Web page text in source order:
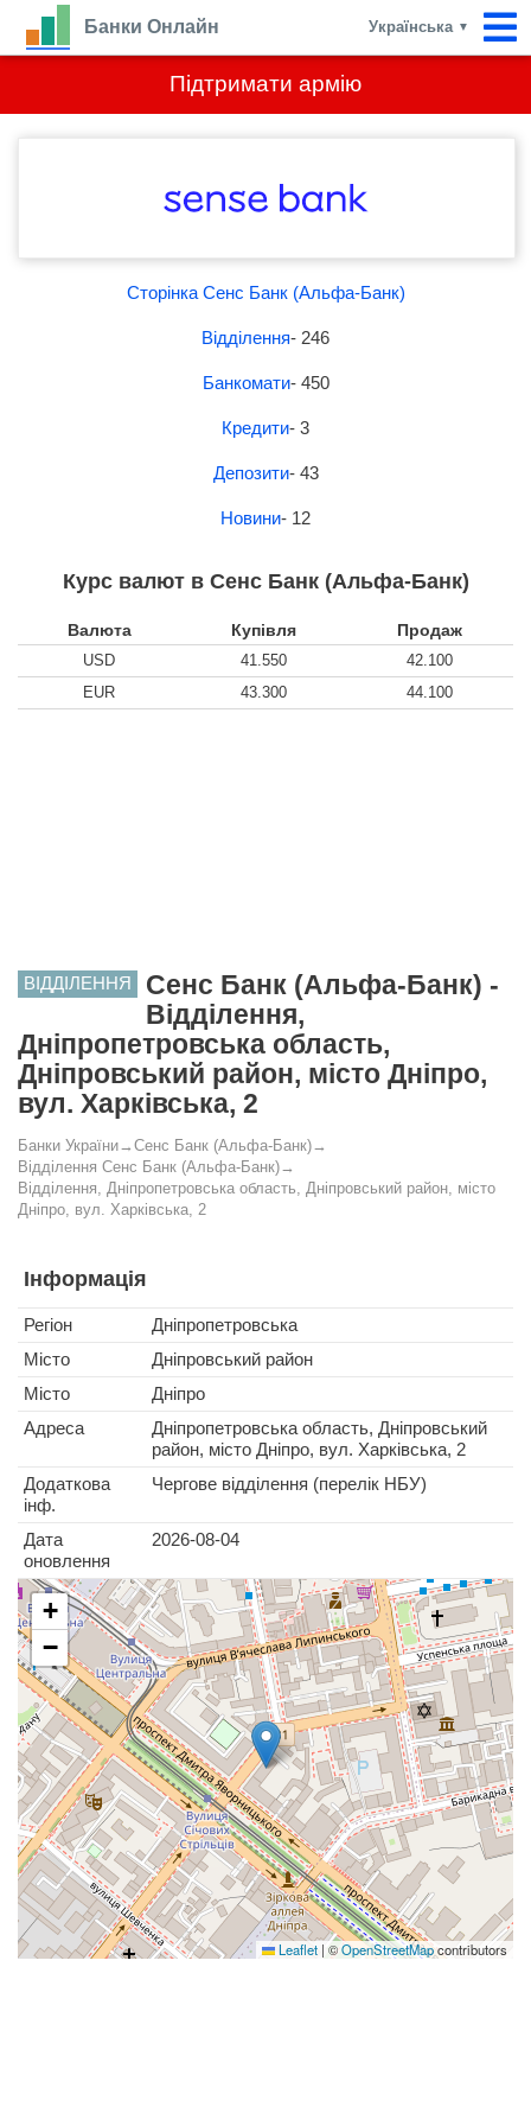
Підтримати армію
Банки Онлайн Українська ▼
Сторінка Сенс Банк (Альфа-Банк)
Відділення- 246
Банкомати- 450
Кредити- 3
Депозити- 43
Новини- 12
Курс валют в Сенс Банк (Альфа-Банк)
Валюта Купівля Продаж
USD 41.550
42.100
EUR
43.300 44.100
ВІДДІЛЕННЯ
Сенс Банк (Альфа-Банк) -
Відділення,
Дніпропетровська область,
Дніпровський район, місто Дніпро,
вул. Харківська, 2
Банки України→ Сенс Банк (Альфа-Банк)→
Відділення Сенс Банк (Альфа-Банк)→
Відділення, Дніпропетровська область, Дніпровський район, місто
Дніпро, вул. Харківська, 2
Інформація
Регіон
Дніпропетровська
Місто
Дніпровський район
Місто
Дніпро
Адреса
Дніпропетровська область, Дніпровський
район, місто Дніпро, вул. Харківська, 2
Додаткова
інф.
Чергове відділення (перелік НБУ)
Дата
оновлення
2026-08-04
+
−
Leaflet | ©OpenStreetMapcontributors